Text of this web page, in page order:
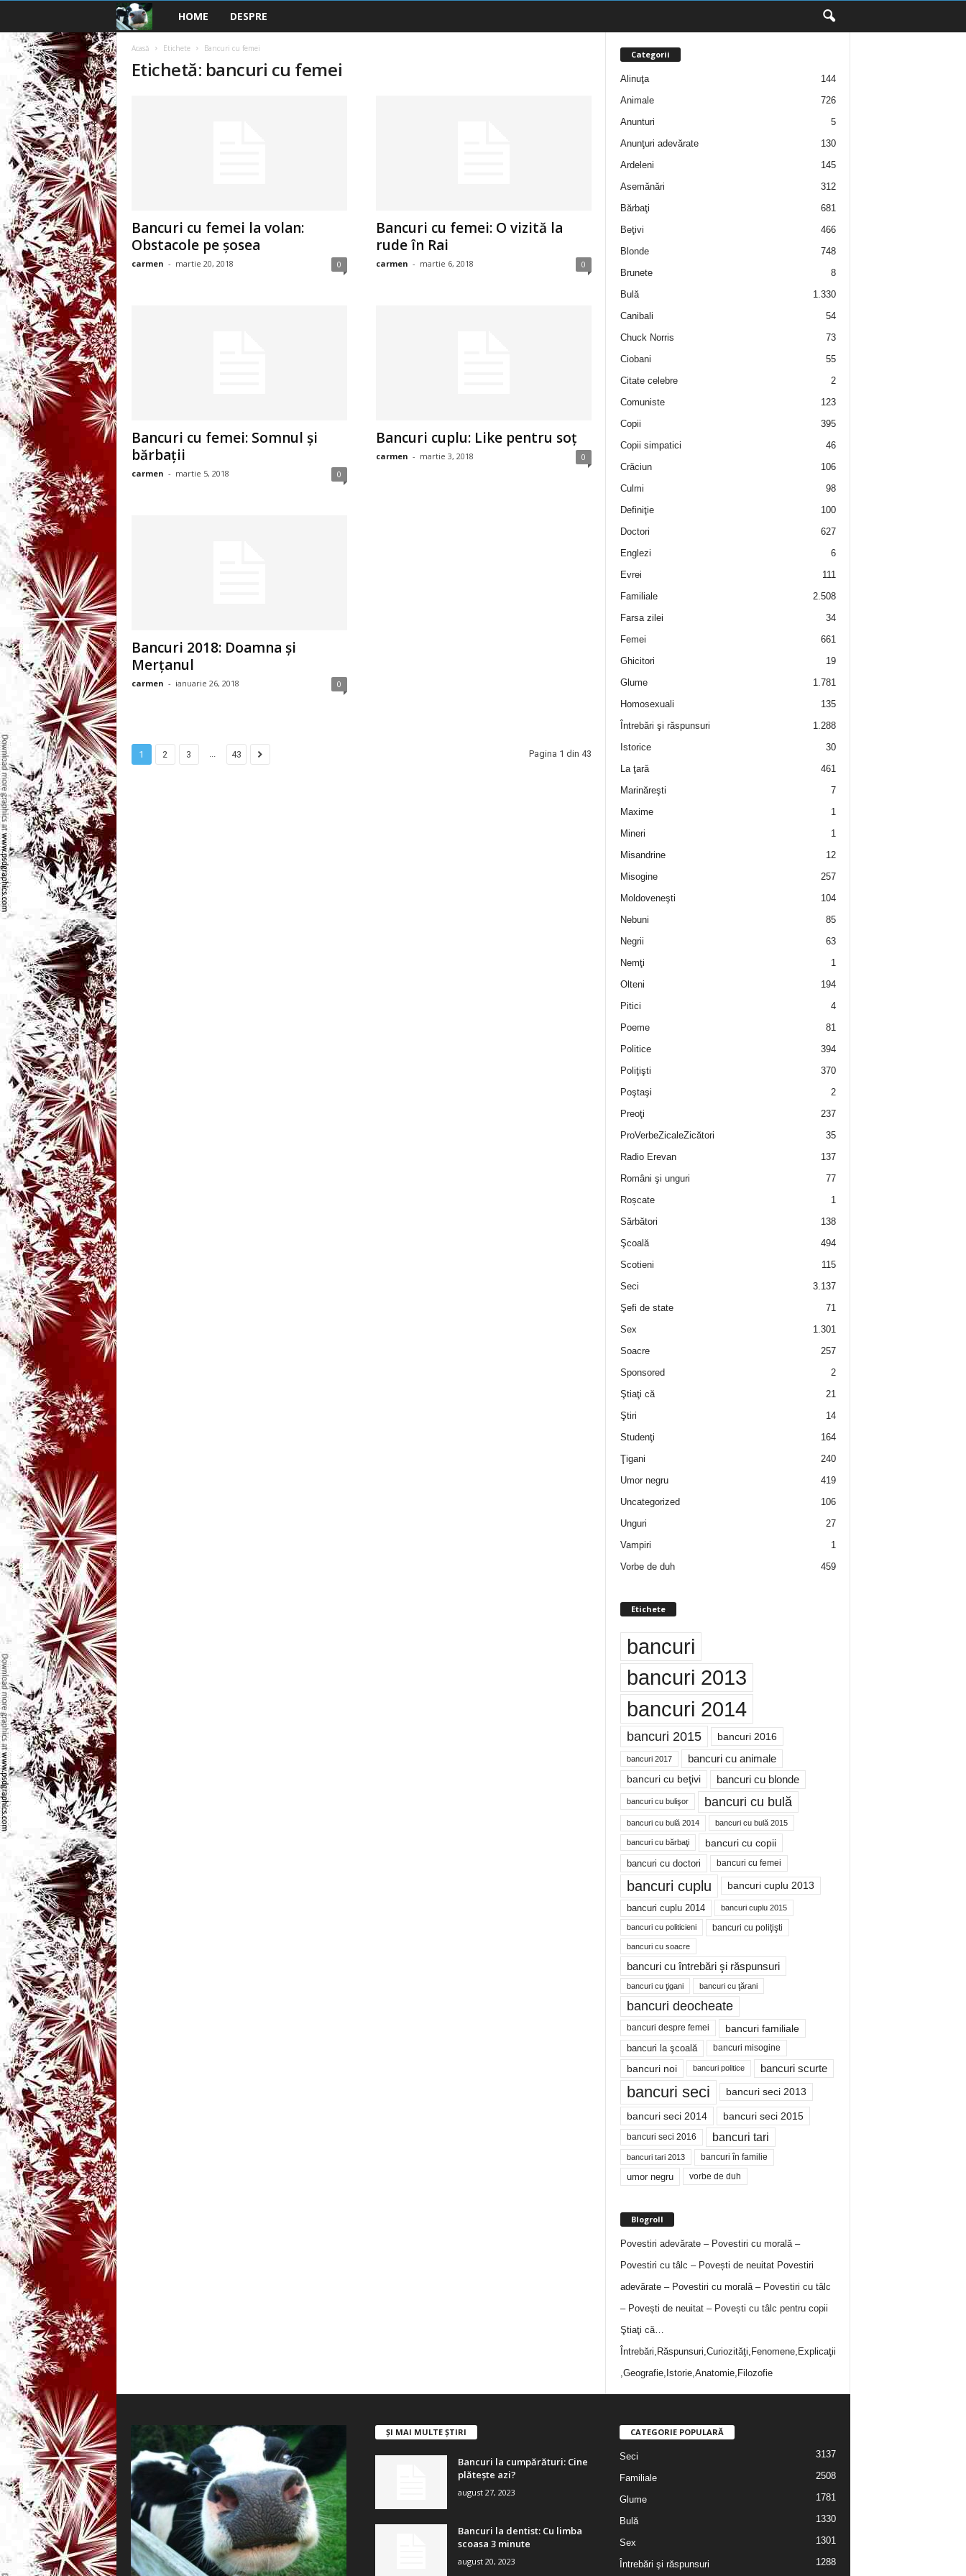
a
n
0
n
l
–
HOME DESPRE
Acasă Etichete Bancuri cu femei
Etichetă: bancuri cu femei
Bancuri cu femei la volan:
Obstacole pe șosea
carmen - martie 20, 2018 0
Bancuri cu femei: O vizită la
rude în Rai
carmen - martie 6, 2018 0
Bancuri cu femei: Somnul și
bărbații
carmen - martie 5, 2018 0
Bancuri cuplu: Like pentru soț
carmen - martie 3, 2018 0
Bancuri 2018: Doamna și
Merțanul
carmen - ianuarie 26, 2018 0
1 2 3 ... 43 Pagina 1 din 43
Categorii
Alinuţa
144
Animale
726
Anunturi
5
Anunţuri adevărate
130
Ardeleni
145
Asemănări
312
Bărbaţi
681
Beţivi
466
Blonde
748
Brunete
8
Bulă
1.330
Canibali
54
Chuck Norris
73
Ciobani
55
Citate celebre
2
Comuniste
123
Copii
395
Copii simpatici
46
Crăciun
106
Culmi
98
Definiţie
100
Doctori
627
Englezi
6
Evrei
111
Familiale
2.508
Farsa zilei
34
Femei
661
Ghicitori
19
Glume
1.781
Homosexuali
135
Întrebări şi răspunsuri
1.288
Istorice
30
La ţară
461
Marinăreşti
7
Maxime
1
Mineri
1
Misandrine
12
Misogine
257
Moldoveneşti
104
Nebuni
85
Negrii
63
Nemţi
1
Olteni
194
Pitici
4
Poeme
81
Politice
394
Poliţişti
370
Poştaşi
2
Preoţi
237
ProVerbeZicaleZicători
35
Radio Erevan
137
Români şi unguri
77
Roșcate
1
Sărbători
138
Şcoală
494
Scotieni
115
Seci
3.137
Şefi de state
71
Sex
1.301
Soacre
257
Sponsored
2
Ştiaţi că
21
Ştiri
14
Studenţi
164
Ţigani
240
Umor negru
419
Uncategorized
106
Unguri
27
Vampiri
1
Vorbe de duh
459
Etichete
bancuri
bancuri 2013
bancuri 2014
bancuri 2015 bancuri 2016
bancuri 2017 bancuri cu animale
bancuri cu beţivi bancuri cu blonde
bancuri cu bulişor bancuri cu bulă
bancuri cu bulă 2014 bancuri cu bulă 2015
bancuri cu bărbaţi bancuri cu copii
bancuri cu doctori bancuri cu femei
bancuri cuplu bancuri cuplu 2013
bancuri cuplu 2014 bancuri cuplu 2015
bancuri cu politicieni bancuri cu poliţişti
bancuri cu soacre
bancuri cu întrebări şi răspunsuri
bancuri cu ţigani bancuri cu ţărani
bancuri deocheate
bancuri despre femei bancuri familiale
bancuri la şcoală bancuri misogine
bancuri noi bancuri politice bancuri scurte
bancuri seci bancuri seci 2013
bancuri seci 2014 bancuri seci 2015
bancuri seci 2016 bancuri tari
bancuri tari 2013 bancuri în familie
umor negru vorbe de duh
Blogroll
Povestiri adevărate – Povestiri cu morală –
Povestiri cu tâlc – Povești de neuitatPovestiri
adevărate – Povestiri cu morală – Povestiri cu tâlc
– Povești de neuitat – Povești cu tâlc pentru copii
Ştiaţi că…
Întrebări,Răspunsuri,Curiozităţi,Fenomene,Explicaţii
,Geografie,Istorie,Anatomie,Filozofie
ȘI MAI MULTE ȘTIRI
Bancuri la cumpărături: Cine
plătește azi?
august 27, 2023
Bancuri la dentist: Cu limba
scoasa 3 minute
august 20, 2023
CATEGORIE POPULARĂ
Seci 3137
Familiale 2508
Glume 1781
Bulă 1330
Sex 1301
Întrebări şi răspunsuri 1288